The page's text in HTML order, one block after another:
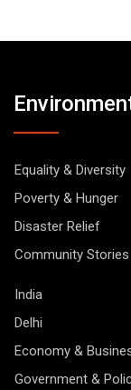
Equality & Diversity
Poverty & Hunger
Disaster Relief
Community Stories
India
Delhi
Economy &
Government &